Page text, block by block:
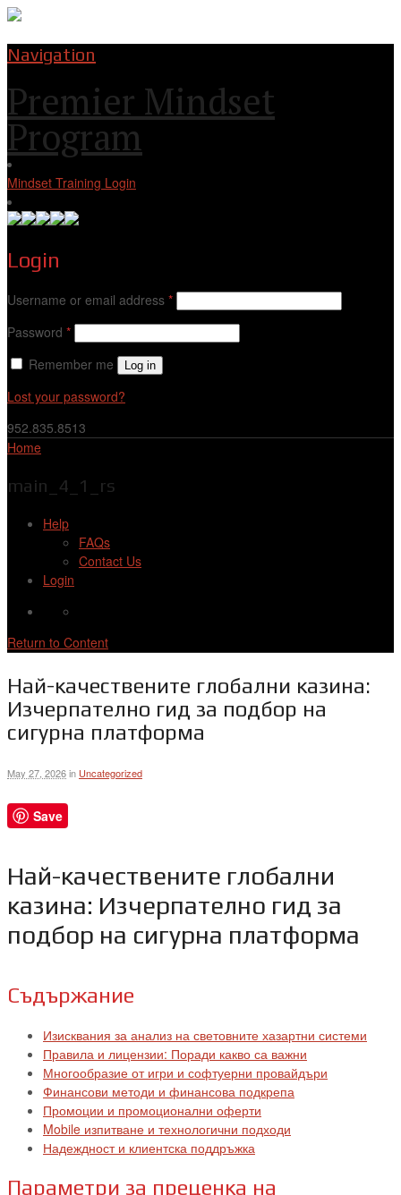
Navigation
Premier Mindset
Program
Mindset Training Login
Login
Username or email address *
Password *
Remember me
Log in
Lost your password?
952.835.8513
Home
main_4_1_rs
Help
FAQs
Contact Us
Login
Return to Content
Най-качествените глобални казина:
Изчерпателно гид за подбор на
сигурна платформа
May 27, 2026in Uncategorized
Save
Най-качествените глобални
казина: Изчерпателно гид за
подбор на сигурна платформа
Съдържание
Изисквания за анализ на световните хазартни системи
Правила и лицензии: Поради какво са важни
Многообразие от игри и софтуерни провайдъри
Финансови методи и финансова подкрепа
Промоции и промоционални оферти
Mobile изпитване и технологични подходи
Надеждност и клиентска поддръжка
Параметри за преценка на